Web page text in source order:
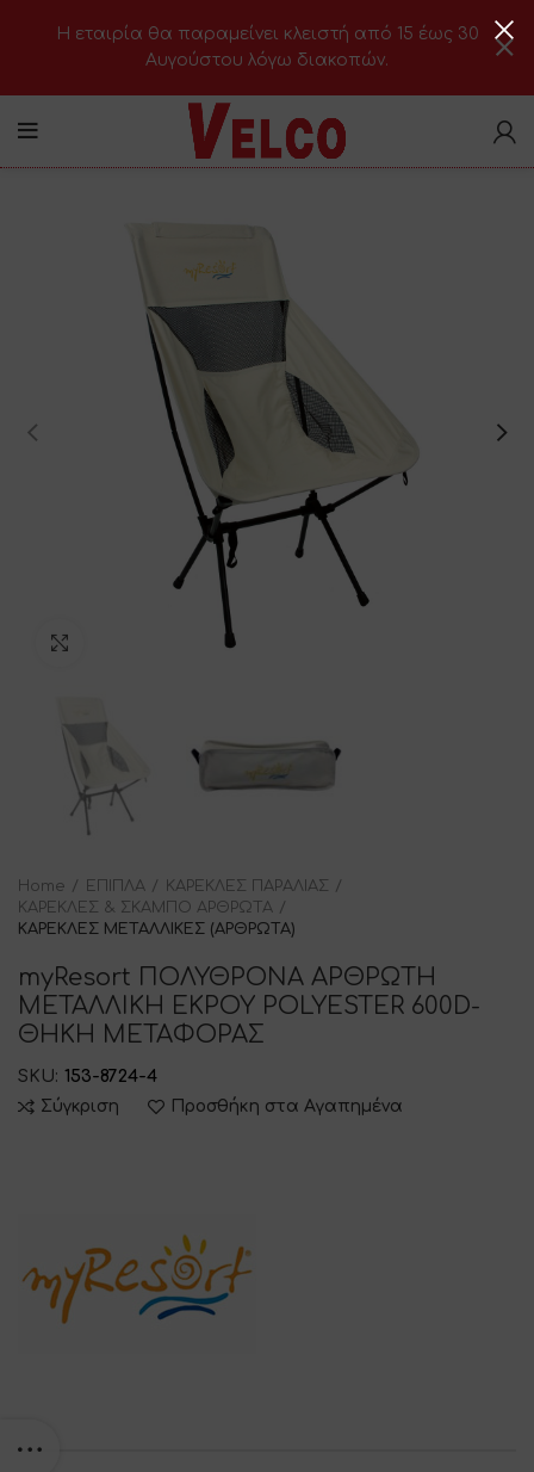
Home ΕΠΙΠΛΑ
ΚΑΡΕΚΛΕΣ ΠΑΡΑΛΙΑΣ
ΚΑΡΕΚΛΕΣ & ΣΚΑΜΠΟ ΑΡΘΡΩΤΑ
ΚΑΡΕΚΛΕΣ ΜΕΤΑΛΛΙΚΕΣ (ΑΡΘΡΩΤΑ)
myResort ΠΟΛΥΘΡΟΝΑ ΑΡΘΡΩΤΗ
ΜΕΤΑΛΛΙΚΗ ΕΚΡΟΥ POLYESTER 600D-
ΘΗΚΗ ΜΕΤΑΦΟΡΑΣ
SKU: 153-8724-4
Σύγκριση
Προσθήκη στα Αγαπημένα
H εταιρία θα παραμείνει κλειστή από 15 έως 30
Αυγούστου λόγω διακοπών.